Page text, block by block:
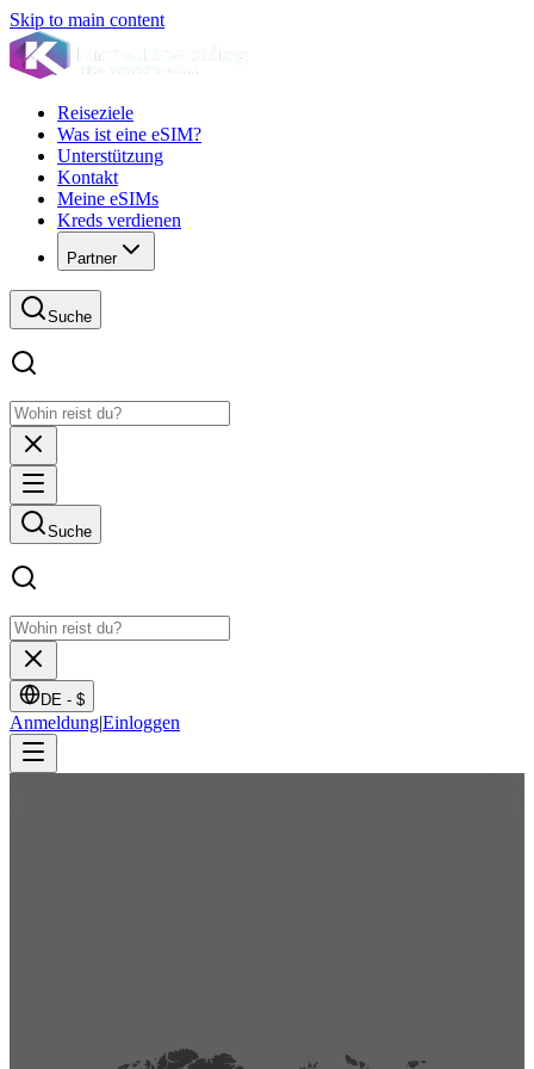
Skip to main content
Reiseziele
Was ist eine eSIM?
Unterstützung
Kontakt
Meine eSIMs
Kreds verdienen
Partner
Suche
Suche
DE - $
Anmeldung|Einloggen